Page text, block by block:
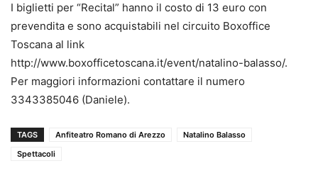
I biglietti per “Recital” hanno il costo di 13 euro con
prevendita e sono acquistabili nel circuito Boxoffice
Toscana al link
http://www.boxofficetoscana.it/event/natalino-balasso/.
Per maggiori informazioni contattare il numero
3343385046 (Daniele).
TAGS Anfiteatro Romano di Arezzo
Natalino Balasso
Spettacoli